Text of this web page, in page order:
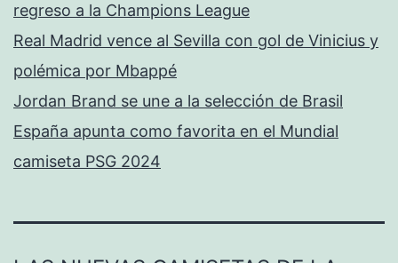
regreso a la Champions League
Real Madrid vence al Sevilla con gol de Vinicius y
polémica por Mbappé
Jordan Brand se une a la selección de Brasil
España apunta como favorita en el Mundial
camiseta PSG 2024